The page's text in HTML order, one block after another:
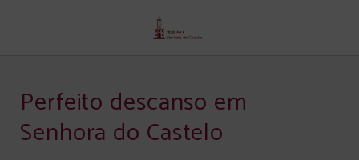
Perfeito descanso em
Senhora do Castelo